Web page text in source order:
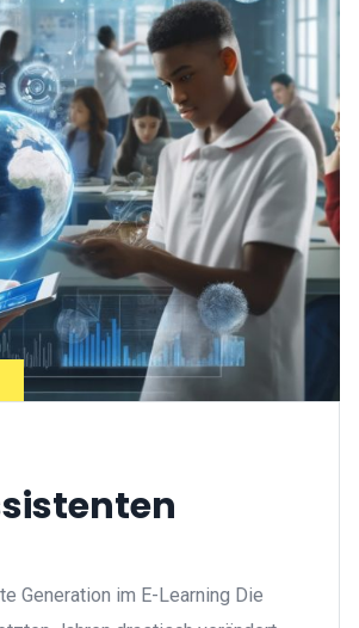
Generation im E-Learning Die